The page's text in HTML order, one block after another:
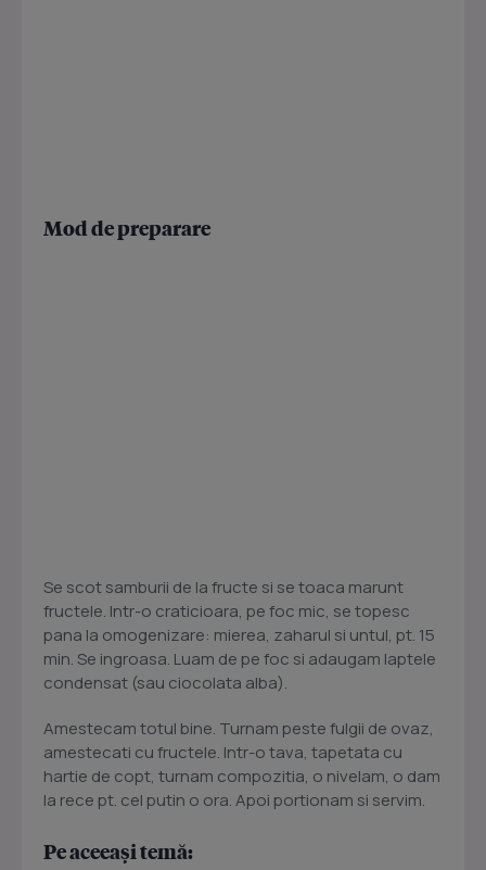
Mod de preparare
Se scot samburii de la fructe si se toaca marunt
fructele. Intr-o craticioara, pe foc mic, se topesc
pana la omogenizare: mierea, zaharul si untul, pt. 15
min. Se ingroasa. Luam de pe foc si adaugam laptele
condensat (sau ciocolata alba).
Amestecam totul bine. Turnam peste fulgii de ovaz,
amestecati cu fructele. Intr-o tava, tapetata cu
hartie de copt, turnam compozitia, o nivelam, o dam
la rece pt. cel putin o ora. Apoi portionam si servim.
Pe aceeași temă: